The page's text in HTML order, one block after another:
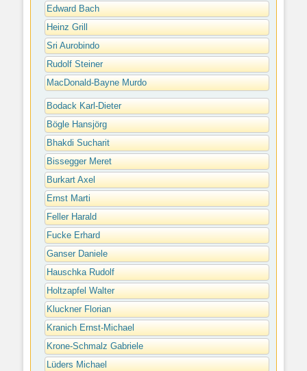
Edward Bach
Heinz Grill
Sri Aurobindo
Rudolf Steiner
MacDonald-Bayne Murdo
Bodack Karl-Dieter
Bögle Hansjörg
Bhakdi Sucharit
Bissegger Meret
Burkart Axel
Ernst Marti
Feller Harald
Fucke Erhard
Ganser Daniele
Hauschka Rudolf
Holtzapfel Walter
Kluckner Florian
Kranich Ernst-Michael
Krone-Schmalz Gabriele
Lüders Michael